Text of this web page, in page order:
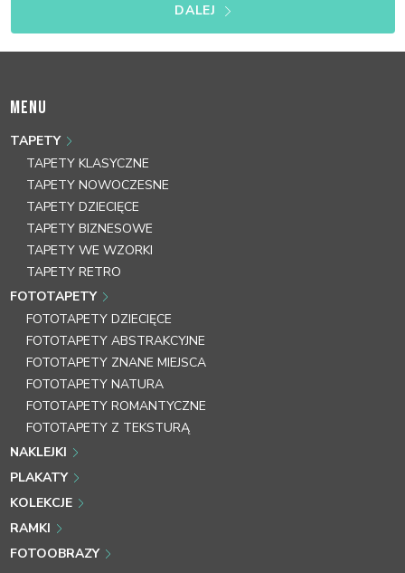
DALEJ
MENU
TAPETY
TAPETY KLASYCZNE
TAPETY NOWOCZESNE
TAPETY DZIECIĘCE
TAPETY BIZNESOWE
TAPETY WE WZORKI
TAPETY RETRO
FOTOTAPETY
FOTOTAPETY DZIECIĘCE
FOTOTAPETY ABSTRAKCYJNE
FOTOTAPETY ZNANE MIEJSCA
FOTOTAPETY NATURA
FOTOTAPETY ROMANTYCZNE
FOTOTAPETY Z TEKSTURĄ
NAKLEJKI
PLAKATY
KOLEKCJE
RAMKI
FOTOOBRAZY